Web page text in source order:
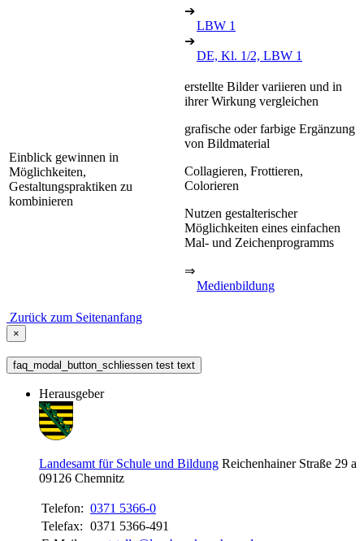
➔
LBW 1
➔
DE, Kl. 1/2, LBW 1
Einblick gewinnen in
Möglichkeiten,
Gestaltungspraktiken zu
kombinieren
erstellte Bilder variieren und in
ihrer Wirkung vergleichen
grafische oder farbige Ergänzung
von Bildmaterial
Collagieren, Frottieren,
Colorieren
Nutzen gestalterischer
Möglichkeiten eines einfachen
Mal- und Zeichenprogramms
⇒
Medienbildung
Zurück zum Seitenanfang
×
faq_modal_button_schliessen test text
Herausgeber
Landesamt für Schule und Bildung Reichenhainer Straße 29 a
09126 Chemnitz
Telefon: 0371 5366-0
Telefax: 0371 5366-491